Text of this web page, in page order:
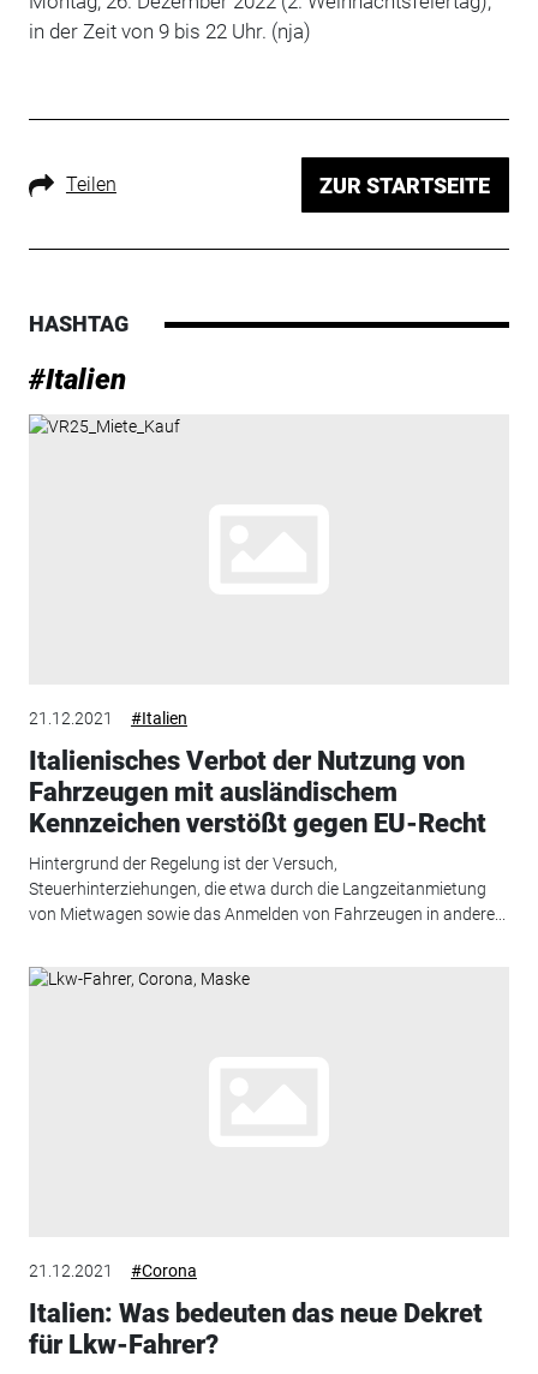
in der Zeit von 9 bis 22 Uhr. (nja)
Teilen ZUR STARTSEITE
HASHTAG
#Italien
21.12.2021 #Italien
Italienisches Verbot der Nutzung von
Fahrzeugen mit ausländischem
Kennzeichen verstößt gegen EU-Recht
Hintergrund der Regelung ist der Versuch,
Steuerhinterziehungen, die etwa durch die Langzeitanmietung
von Mietwagen sowie das Anmelden von Fahrzeugen in andere...
21.12.2021 #Corona
Italien: Was bedeuten das neue Dekret
für Lkw-Fahrer?